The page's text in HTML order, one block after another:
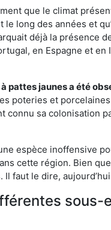
que le climat
le long des années et
déjà la présence
en Espagne et
pattes jaunes a été
poteries et
connu sa colonisation
espèce inoffensive
cette région. Bien
faut le dire,